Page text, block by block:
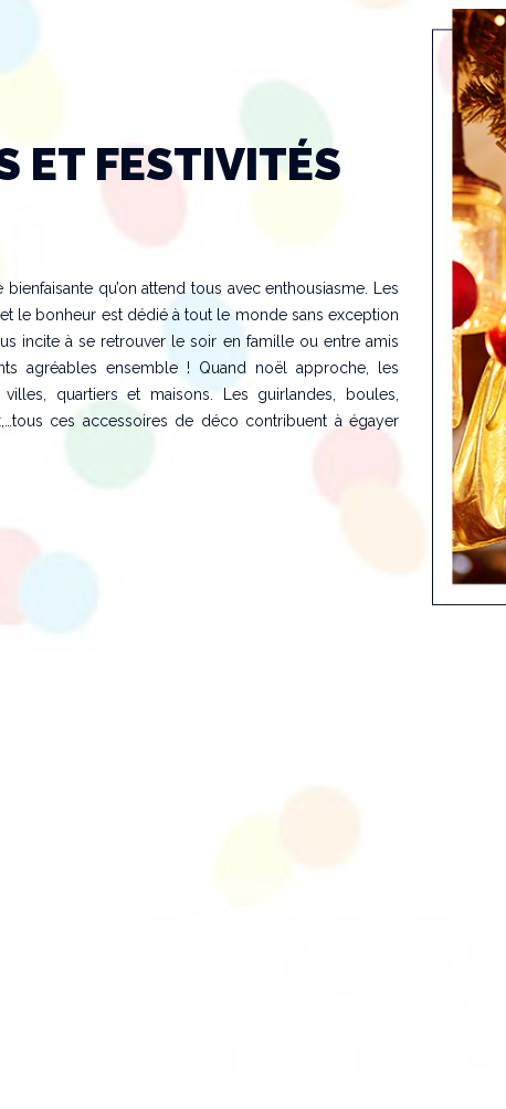
ET FESTIVITÉS
qu’on attend tous avec enthousiasme. Les
le bonheur est dédié à tout le monde sans exception
incite à se retrouver le soir en famille ou entre amis
agréables ensemble ! Quand noël approche, les
quartiers et maisons. Les guirlandes, boules,
ces accessoires de déco contribuent à égayer